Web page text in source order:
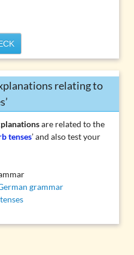
relating to
are related to the
tenses’ and also test your
grammar